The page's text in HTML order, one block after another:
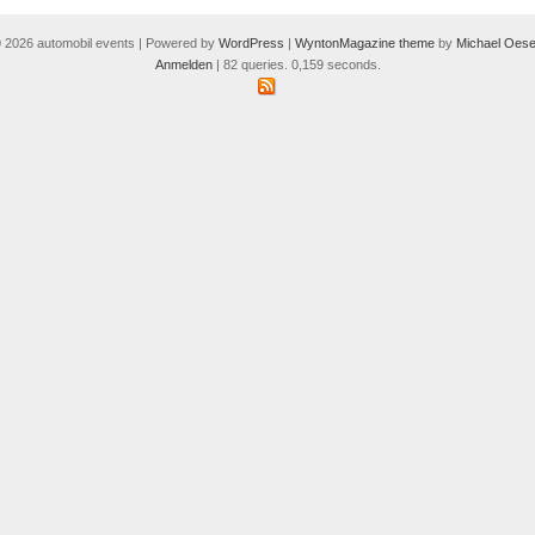
2026 automobil events | Powered by WordPress | WyntonMagazine theme by Michael
Anmelden| 82 queries. 0,159 seconds.